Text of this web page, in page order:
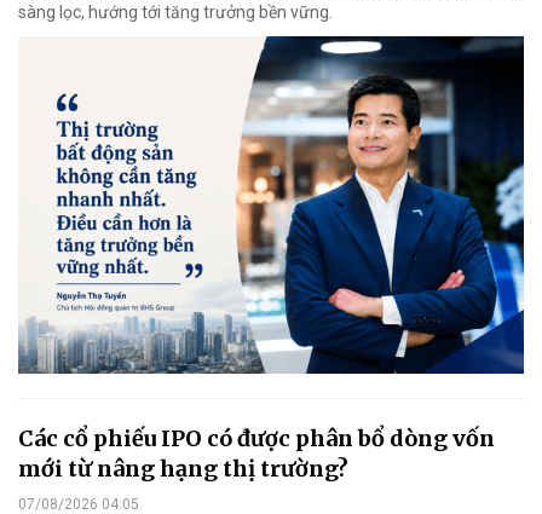
sàng lọc, hướng tới tăng trưởng bền vững.
Các cổ phiếu IPO có được phân bổ dòng vốn
mới từ nâng hạng thị trường?
07/08/2026 04:05